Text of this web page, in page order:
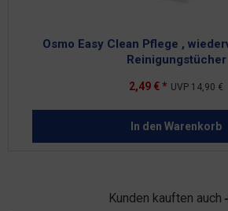
Osmo Easy Clean Pflege ,
Reinigungstücher
2,49 € * UVP 14,90 €
In den Warenkorb
Kunden kauften auch